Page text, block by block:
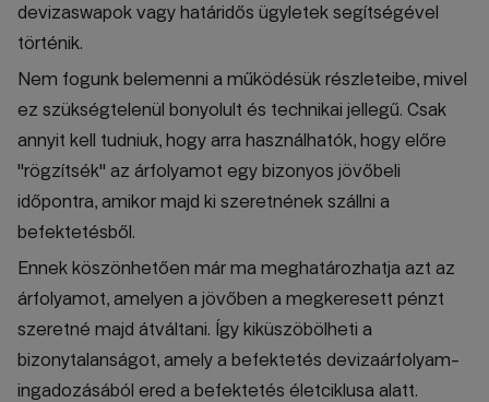
devizaswapok vagy határidős ügyletek segítségével
történik.
Nem fogunk belemenni a működésük részleteibe, mivel
ez szükségtelenül bonyolult és technikai jellegű. Csak
annyit kell tudniuk, hogy arra használhatók, hogy előre
"rögzítsék" az árfolyamot egy bizonyos jövőbeli
időpontra, amikor majd ki szeretnének szállni a
befektetésből.
Ennek köszönhetően már ma meghatározhatja azt az
árfolyamot, amelyen a jövőben a megkeresett pénzt
szeretné majd átváltani. Így kiküszöbölheti a
bizonytalanságot, amely a befektetés devizaárfolyam-
ingadozásából ered a befektetés életciklusa alatt.